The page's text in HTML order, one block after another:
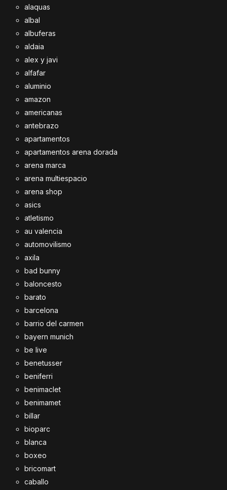
alaquas
albal
albuferas
aldaia
alex y javi
alfafar
aluminio
amazon
americanas
antebrazo
apartamentos
apartamentos arena dorada
arena marca
arena multiespacio
arena shop
asics
atletismo
au valencia
automovilismo
axila
bad bunny
baloncesto
barato
barcelona
barrio del carmen
bayern munich
be live
benetusser
beniferri
benimaclet
benimamet
billar
bioparc
blanca
boxeo
bricomart
caballo